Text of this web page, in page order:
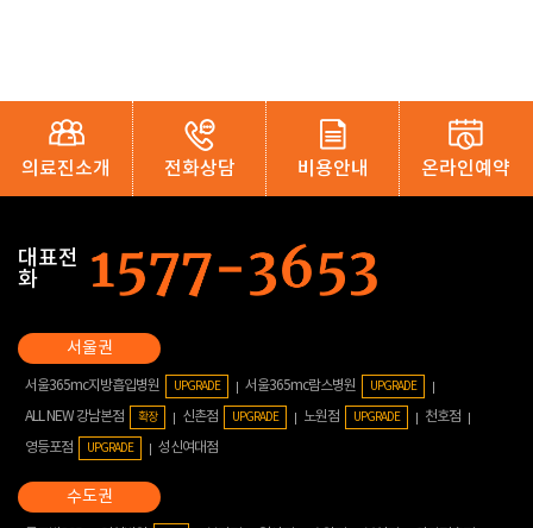
의료진소개 전화상담 비용안내 온라인예약
대표전
화
서울365mc지방흡입병원 UPGRADE 서울365mc람스병원 UPGRADE
ALL NEW 강남본점 확장 신촌점 UPGRADE 노원점 UPGRADE
천호점
영등포점
UPGRADE 성신여대점